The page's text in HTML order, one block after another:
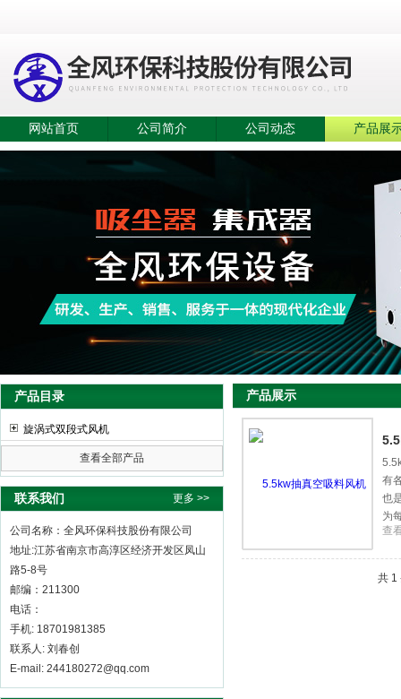
网站首页 公司简介 公司动态 产品展
产品目录
旋涡式双段式风机
查看全部产品
联系我们 更多 >>
公司名称：全风环保科技股份有限公司
地址:江苏省南京市高淳区经济开发区凤山
路5-8号
邮编：211300
电话：
手机: 18701981385
联系人: 刘春创
E-mail: 244180272@qq.com
产品展示
有
也
为
查
共 1